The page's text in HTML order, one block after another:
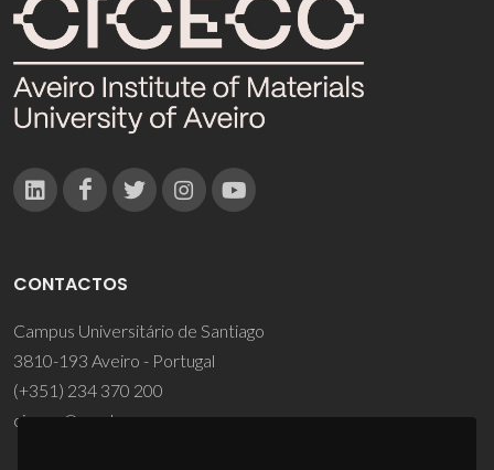
CONTACTOS
Campus Universitário de Santiago
3810-193 Aveiro - Portugal
(+351) 234 370 200
ciceco@ua.pt